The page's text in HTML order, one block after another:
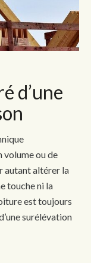
d’une
volume ou de
autant altérer la
touche ni la
est toujours
surélévation